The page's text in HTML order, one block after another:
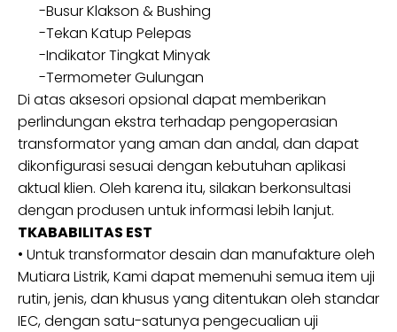
-Busur Klakson & Bushing
-Tekan Katup Pelepas
-Indikator Tingkat Minyak
-Termometer Gulungan
Di atas aksesori opsional dapat memberikan
perlindungan ekstra terhadap pengoperasian
transformator yang aman dan andal, dan dapat
dikonfigurasi sesuai dengan kebutuhan aplikasi
aktual klien. Oleh karena itu, silakan berkonsultasi
dengan produsen untuk informasi lebih lanjut.
TKABABILITAS EST
• Untuktransformatordesain dan manufakture oleh
Mutiara Listrik, Kami dapat memenuhi semua item uji
rutin, jenis, dan khusus yang ditentukan oleh standar
IEC, dengan satu-satunya pengecualian uji